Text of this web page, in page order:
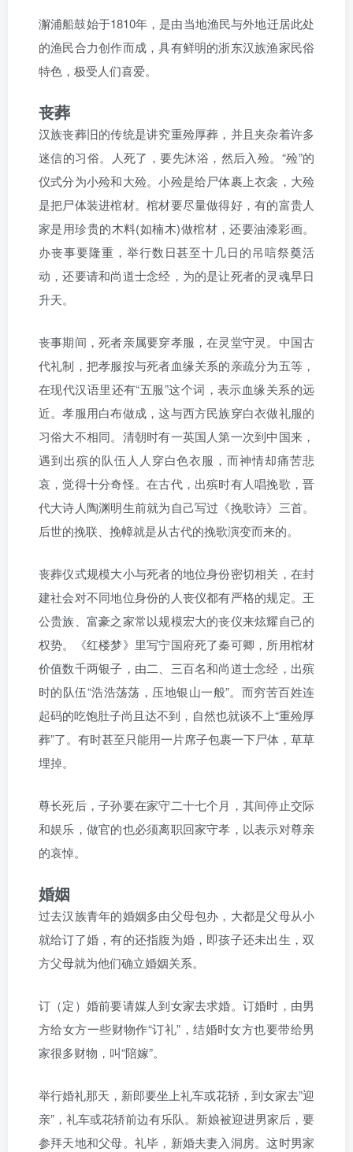
澥浦船鼓始于1810年，是由当地渔民与外地迁居此处
的渔民合力创作而成，具有鲜明的浙东汉族渔家民俗
特色，极受人们喜爱。
丧葬
汉族丧葬旧的传统是讲究重殓厚葬，并且夹杂着许多
迷信的习俗。人死了，要先沐浴，然后入殓。“殓”的
仪式分为小殓和大殓。小殓是给尸体裹上衣衾，大殓
是把尸体装进棺材。棺材要尽量做得好，有的富贵人
家是用珍贵的木料(如楠木)做棺材，还要油漆彩画。
办丧事要隆重，举行数日甚至十几日的吊唁祭奠活
动，还要请和尚道士念经，为的是让死者的灵魂早日
升天。
丧事期间，死者亲属要穿孝服，在灵堂守灵。中国古
代礼制，把孝服按与死者血缘关系的亲疏分为五等，
在现代汉语里还有“五服”这个词，表示血缘关系的远
近。孝服用白布做成，这与西方民族穿白衣做礼服的
习俗大不相同。清朝时有一英国人第一次到中国来，
遇到出殡的队伍人人穿白色衣服，而神情却痛苦悲
哀，觉得十分奇怪。在古代，出殡时有人唱挽歌，晋
代大诗人陶渊明生前就为自己写过《挽歌诗》三首。
后世的挽联、挽幛就是从古代的挽歌演变而来的。
丧葬仪式规模大小与死者的地位身份密切相关，在封
建社会对不同地位身份的人丧仪都有严格的规定。王
公贵族、富豪之家常以规模宏大的丧仪来炫耀自己的
权势。《红楼梦》里写宁国府死了秦可卿，所用棺材
价值数千两银子，由二、三百名和尚道士念经，出殡
时的队伍“浩浩荡荡，压地银山一般”。而穷苦百姓连
起码的吃饱肚子尚且达不到，自然也就谈不上“重殓厚
葬”了。有时甚至只能用一片席子包裹一下尸体，草草
埋掉。
尊长死后，子孙要在家守二十七个月，其间停止交际
和娱乐，做官的也必须离职回家守孝，以表示对尊亲
的哀悼。
婚姻
过去汉族青年的婚姻多由父母包办，大都是父母从小
就给订了婚，有的还指腹为婚，即孩子还未出生，双
方父母就为他们确立婚姻关系。
订（定）婚前要请媒人到女家去求婚。订婚时，由男
方给女方一些财物作“订礼”，结婚时女方也要带给男
家很多财物，叫“陪嫁”。
举行婚礼那天，新郎要坐上礼车或花轿，到女家去”迎
亲”，礼车或花轿前边有乐队。新娘被迎进男家后，要
参拜天地和父母。礼毕，新婚夫妻入洞房。这时男家